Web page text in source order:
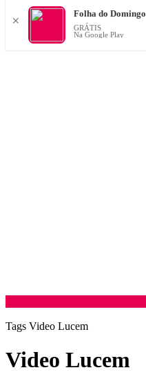
Tags Video Lucem
Video Lucem
✕
Folha do Domingo
GRÁTIS
Na Google Play